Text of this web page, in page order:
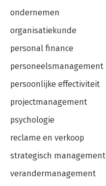
ondernemen
organisatiekunde
personal finance
personeelsmanagement
persoonlijke effectiviteit
projectmanagement
psychologie
reclame en verkoop
strategisch management
verandermanagement